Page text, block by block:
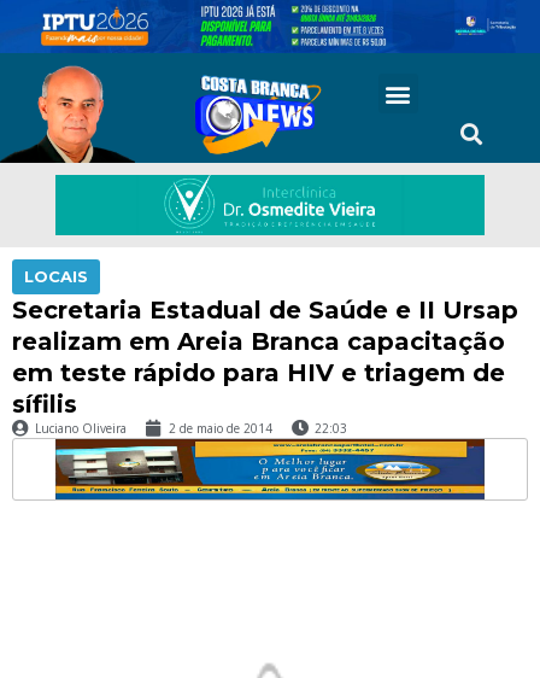
LOCAIS
Secretaria Estadual de Saúde e II Ursap
realizam em Areia Branca capacitação
em teste rápido para HIV e triagem de
sífilis
Luciano Oliveira 2 de maio de 2014 22:03